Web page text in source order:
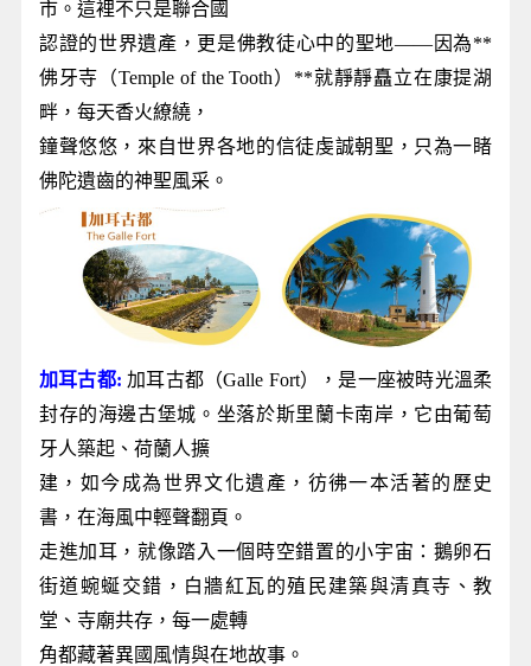
市。這裡不只是聯合國
認證的世界遺產，更是佛教徒心中的聖地——因為**
佛牙寺（Temple of the Tooth）**就靜靜矗立在康提湖
畔，每天香火繚繞，
鐘聲悠悠，來自世界各地的信徒虔誠朝聖，只為一睹
佛陀遺齒的神聖風采。
加耳古都: 加耳古都（Galle Fort），是一座被時光溫柔
封存的海邊古堡城。坐落於斯里蘭卡南岸，它由葡萄
牙人築起、荷蘭人擴
建，如今成為世界文化遺產，彷彿一本活著的歷史
書，在海風中輕聲翻頁。
走進加耳，就像踏入一個時空錯置的小宇宙：鵝卵石
街道蜿蜒交錯，白牆紅瓦的殖民建築與清真寺、教
堂、寺廟共存，每一處轉
角都藏著異國風情與在地故事。